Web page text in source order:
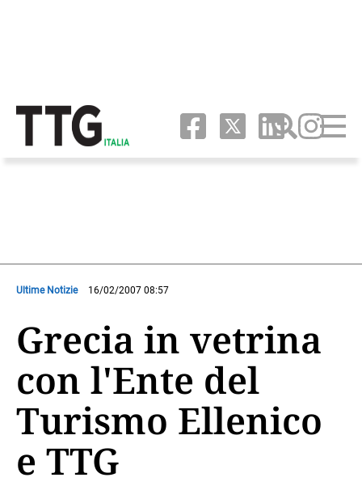
Ultime Notizie 16/02/2007 08:57
Grecia in vetrina
con l'Ente del
Turismo Ellenico
e TTG